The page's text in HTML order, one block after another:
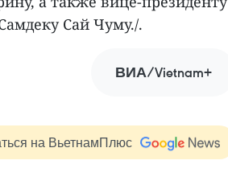
Сай Чуму./.
ВИА/Vietnam+
на ВьетнамПлюс